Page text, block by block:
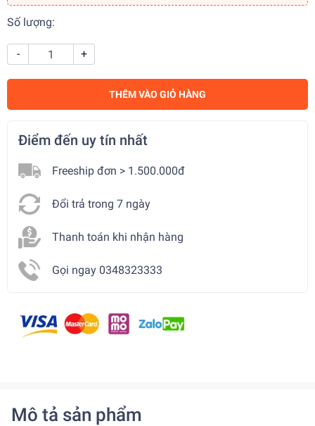
Số lượng:
- +
THÊM VÀO GIỎ HÀNG
Điểm đến uy tín nhất
Freeship đơn > 1.500.000đ
Đổi trả trong 7 ngày
Thanh toán khi nhận hàng
Gọi ngay 0348323333
Mô tả sản phẩm